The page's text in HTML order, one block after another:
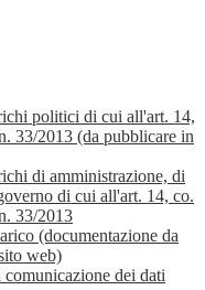
politici di cui all'art. 14,
33/2013 (da pubblicare in
di amministrazione, di
di cui all'art. 14, co.
33/2013
(documentazione da
web)
comunicazione dei dati